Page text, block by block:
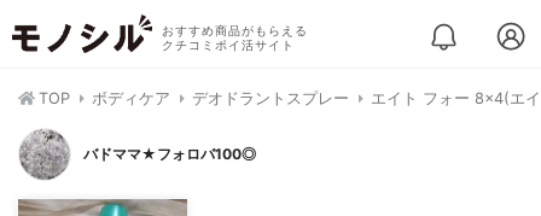
おすすめ商品がもらえる
クチコミポイ活サイト
TOP ボディケア デオドラントスプレー エイト フォー 8×4(エ
バドママ★フォロバ100◎